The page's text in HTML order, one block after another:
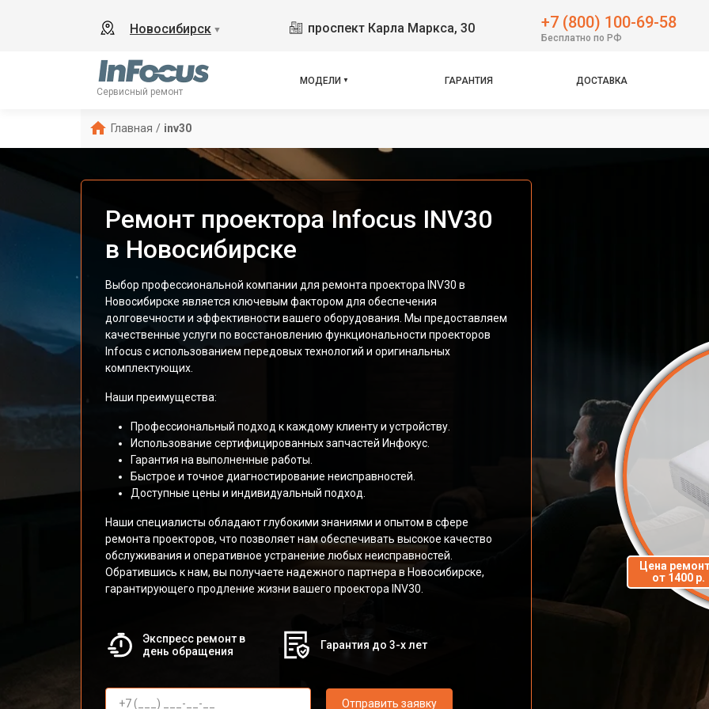
Новосибирск ▼ проспект Карла Маркса, 30 +7 (800) 100-69-58
Бесплатно по РФ
Сервисный ремонт
МОДЕЛИ ГАРАНТИЯ ДОСТАВКА
Главная / inv30
Ремонт проектора Infocus INV30
в Новосибирске
Выбор профессиональной компании для ремонта проектора INV30 в
Новосибирске является ключевым фактором для обеспечения
долговечности и эффективности вашего оборудования. Мы предоставляем
качественные услуги по восстановлению функциональности проекторов
Infocus с использованием передовых технологий и оригинальных
комплектующих.
Наши преимущества:
Профессиональный подход к каждому клиенту и устройству.
Использование сертифицированных запчастей Инфокус.
Гарантия на выполненные работы.
Быстрое и точное диагностирование неисправностей.
Доступные цены и индивидуальный подход.
Наши специалисты обладают глубокими знаниями и опытом в сфере
ремонта проекторов, что позволяет нам обеспечивать высокое качество
обслуживания и оперативное устранение любых неисправностей.
Обратившись к нам, вы получаете надежного партнера в Новосибирске,
гарантирующего продление жизни вашего проектора INV30.
Экспресс ремонт в
день обращения
Гарантия до 3-х лет
Отправить заявку
Цена
от 1400 р.